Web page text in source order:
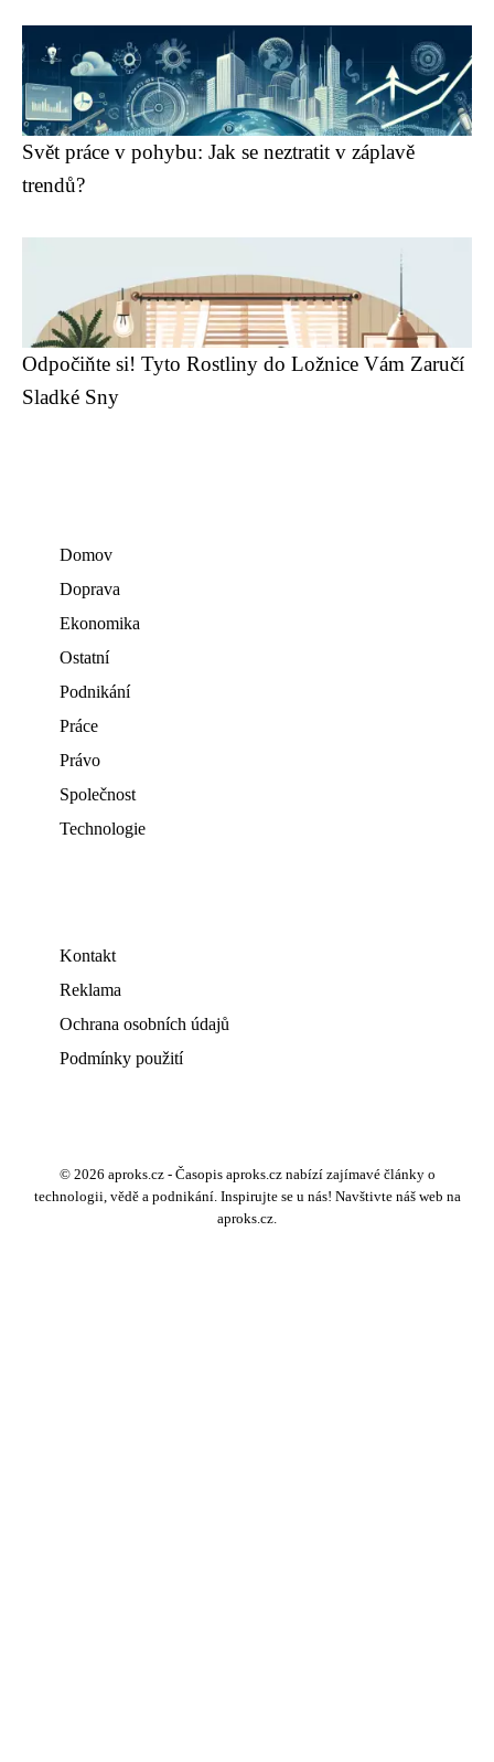
Svět práce v pohybu: Jak se neztratit v záplavě
trendů?
Odpočiňte si! Tyto Rostliny do Ložnice Vám Zaručí
Sladké Sny
Domov
Doprava
Ekonomika
Ostatní
Podnikání
Práce
Právo
Společnost
Technologie
Kontakt
Reklama
Ochrana osobních údajů
Podmínky použití
© 2026 aproks.cz - Časopis aproks.cz nabízí zajímavé články o
technologii, vědě a podnikání. Inspirujte se u nás! Navštivte náš web na
aproks.cz.